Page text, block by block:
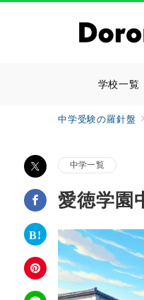
学校一覧
中学受験の羅針盤
中学一覧
愛徳学園